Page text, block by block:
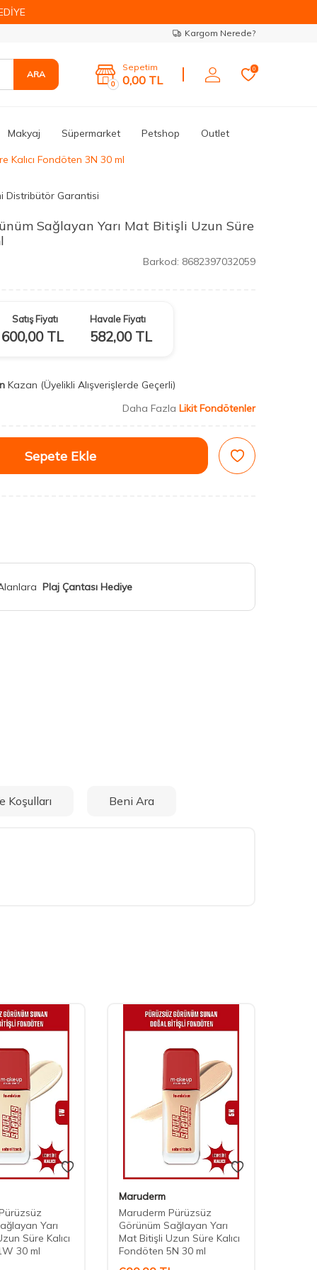
Kargom Nerede?
ARA
0
Sepetim
0,00 TL
0
Makyaj Süpermarket Petshop Outlet
Kalıcı Fondöten 3N 30 ml
Distribütör Garantisi
Sağlayan Yarı Mat Bitişli Uzun Süre
Barkod: 8682397032059
Satış Fiyatı
600,00TL
Havale Fiyatı
582,00TL
Kazan (Üyelikli Alışverişlerde Geçerli)
Daha Fazla Likit Fondötenler
Sepete Ekle
Plaj Çantası Hediye
Koşulları Beni Ara
Yarı
Süre Kalıcı
30 ml
Maruderm
Maruderm Pürüzsüz
Görünüm Sağlayan Yarı
Mat Bitişli Uzun Süre Kalıcı
Fondöten 5N 30 ml